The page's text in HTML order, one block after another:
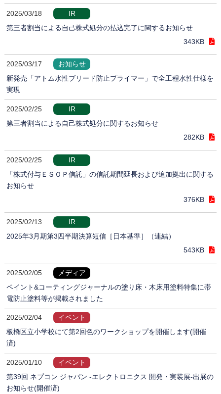
2025/03/18
IR
第三者割当による自己株式処分の払込完了に関するお知らせ
343KB
2025/03/17
お知らせ
新発売「アトム水性ブリード防止プライマー」で全工程水性仕様を
実現
2025/02/25
IR
第三者割当による自己株式処分に関するお知らせ
282KB
2025/02/25
IR
「株式付与ＥＳＯＰ信託」の信託期間延長および追加拠出に関する
お知らせ
376KB
2025/02/13
IR
2025年3月期第3四半期決算短信［日本基準］（連結）
543KB
2025/02/05
メディア
ペイント&コーティングジャーナルの塗り床・木床用塗料特集に帯
電防止塗料等が掲載されました
2025/02/04
イベント
板橋区立小学校にて第2回色のワークショップを開催します(開催
済)
2025/01/10
イベント
第39回 ネプコン ジャパン -エレクトロニクス 開発・実装展-出展の
お知らせ(開催済)